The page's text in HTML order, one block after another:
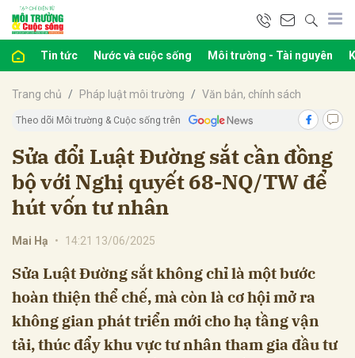
Tin tức Nước và cuộc sống Môi trường - Tài nguyên
Trang chủ Pháp luật môi trường Văn bản, chính sách
Theo dõi Môi trường & Cuộc sống trên
Sửa đổi Luật Đường sắt cần đồng
bộ với Nghị quyết 68-NQ/TW để
hút vốn tư nhân
Mai Hạ • 14:21 13/06/2025
Sửa Luật Đường sắt không chỉ là một bước
hoàn thiện thể chế, mà còn là cơ hội mở ra
không gian phát triển mới cho hạ tầng vận
tải, thúc đẩy khu vực tư nhân tham gia đầu tư